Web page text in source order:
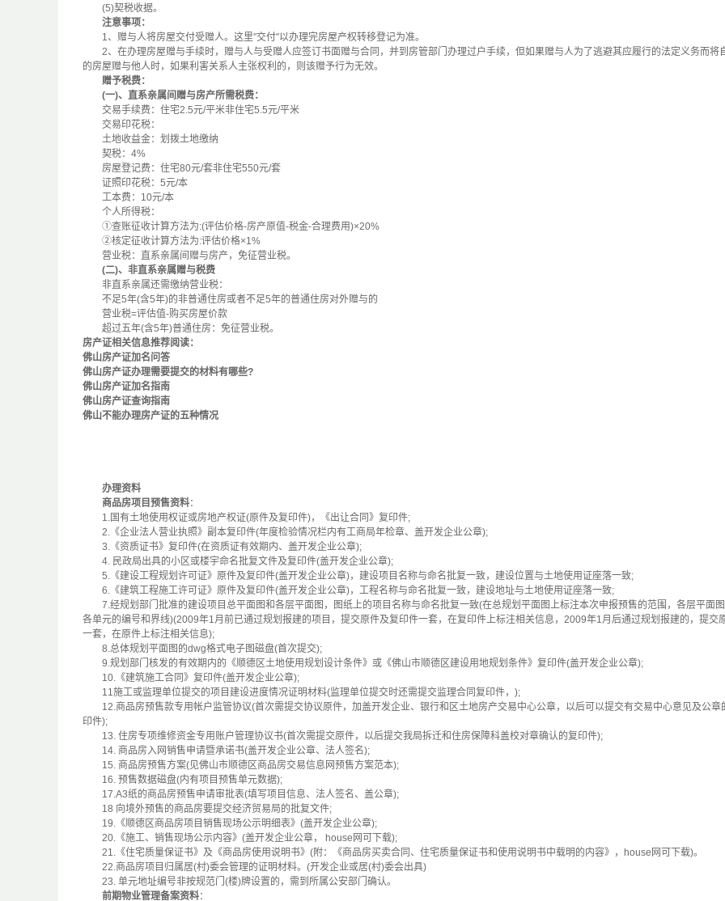
(5)契税收据。
注意事项：
1、赠与人将房屋交付受赠人。这里″交付″以办理完房屋产权转移登记为准。
2、在办理房屋赠与手续时，赠与人与受赠人应签订书面赠与合同，并到房管部门办理过户手续，但如果赠与人为了逃避其应履行的法定义务而将
的房屋赠与他人时，如果利害关系人主张权利的，则该赠予行为无效。
赠予税费：
(一)、直系亲属间赠与房产所需税费：
交易手续费：住宅2.5元/平米非住宅5.5元/平米
交易印花税：
土地收益金：划拨土地缴纳
契税：4%
房屋登记费：住宅80元/套非住宅550元/套
证照印花税：5元/本
工本费：10元/本
个人所得税：
①查账征收计算方法为:(评估价格-房产原值-税金-合理费用)×20%
②核定征收计算方法为:评估价格×1%
营业税：直系亲属间赠与房产，免征营业税。
(二)、非直系亲属赠与税费
非直系亲属还需缴纳营业税：
不足5年(含5年)的非普通住房或者不足5年的普通住房对外赠与的
营业税=评估值-购买房屋价款
超过五年(含5年)普通住房：免征营业税。
房产证相关信息推荐阅读：
佛山房产证加名问答
佛山房产证办理需要提交的材料有哪些?
佛山房产证加名指南
佛山房产证查询指南
佛山不能办理房产证的五种情况
办理资料
商品房项目预售资料：
1.国有土地使用权证或房地产权证(原件及复印件)，《出让合同》复印件;
2.《企业法人营业执照》副本复印件(年度检验情况栏内有工商局年检章、盖开发企业公章);
3.《资质证书》复印件(在资质证有效期内、盖开发企业公章);
4. 民政局出具的小区或楼宇命名批复文件及复印件(盖开发企业公章);
5.《建设工程规划许可证》原件及复印件(盖开发企业公章)，建设项目名称与命名批复一致，建设位置与土地使用证座落一致;
6.《建筑工程施工许可证》原件及复印件(盖开发企业公章)，工程名称与命名批复一致，建设地址与土地使用证座落一致;
7.经规划部门批准的建设项目总平面图和各层平面图，图纸上的项目名称与命名批复一致(在总规划平面图上标注本次申报预售的范围，各层平面
各单元的编号和界线)(2009年1月前已通过规划报建的项目，提交原件及复印件一套，在复印件上标注相关信息，2009年1月后通过规划报建的，提交
一套，在原件上标注相关信息);
8.总体规划平面图的dwg格式电子图磁盘(首次提交);
9.规划部门核发的有效期内的《顺德区土地使用规划设计条件》或《佛山市顺德区建设用地规划条件》复印件(盖开发企业公章);
10.《建筑施工合同》复印件(盖开发企业公章);
11施工或监理单位提交的项目建设进度情况证明材料(监理单位提交时还需提交监理合同复印件，);
12.商品房预售款专用帐户监管协议(首次需提交协议原件，加盖开发企业、银行和区土地房产交易中心公章，以后可以提交有交易中心意见及公章
印件);
13. 住房专项维修资金专用账户管理协议书(首次需提交原件，以后提交我局拆迁和住房保障科盖校对章确认的复印件);
14. 商品房入网销售申请暨承诺书(盖开发企业公章、法人签名);
15. 商品房预售方案(见佛山市顺德区商品房交易信息网预售方案范本);
16. 预售数据磁盘(内有项目预售单元数据);
17.A3纸的商品房预售申请审批表(填写项目信息、法人签名、盖公章);
18 向境外预售的商品房要提交经济贸易局的批复文件;
19.《顺德区商品房项目销售现场公示明细表》(盖开发企业公章);
20.《施工、销售现场公示内容》(盖开发企业公章， house网可下载);
21.《住宅质量保证书》及《商品房使用说明书》(附：《商品房买卖合同、住宅质量保证书和使用说明书中载明的内容》，house网可下载)。
22.商品房项目归属居(村)委会管理的证明材料。(开发企业或居(村)委会出具)
23. 单元地址编号非按规范门(楼)牌设置的，需到所属公安部门确认。
前期物业管理备案资料：